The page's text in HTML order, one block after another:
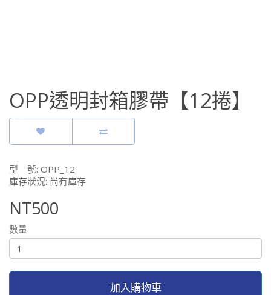
OPP透明封箱膠帶【12捲】
型 號: OPP_12
庫存狀況: 尚有庫存
NT500
數量
加入購物車